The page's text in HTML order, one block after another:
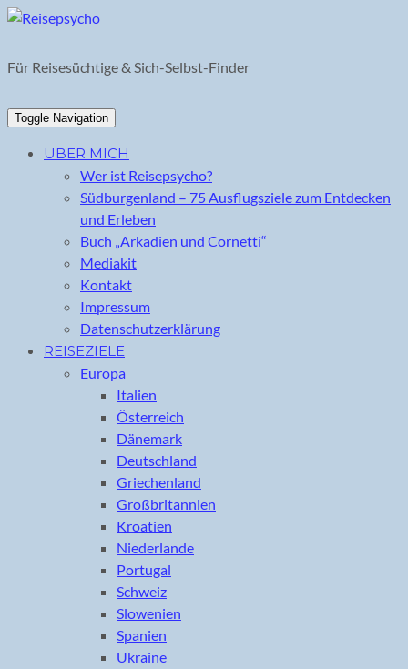
Skip
content
Für Reisesüchtige & Sich-Selbst-Finder
Toggle Navigation
ÜBER MICH
Wer ist Reisepsycho?
Südburgenland – 75 Ausflugsziele zum Entdecken
und Erleben
Buch „Arkadien und Cornetti“
Mediakit
Kontakt
Impressum
Datenschutzerklärung
REISEZIELE
Europa
Italien
Österreich
Dänemark
Deutschland
Griechenland
Großbritannien
Kroatien
Niederlande
Portugal
Schweiz
Slowenien
Spanien
Ukraine